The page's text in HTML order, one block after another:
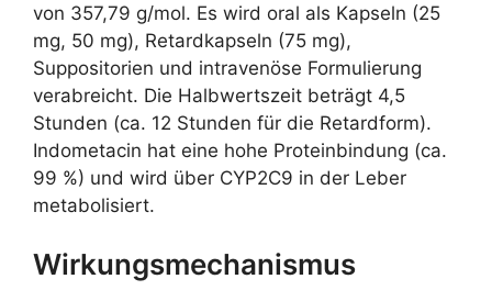
von 357,79 g/mol. Es wird oral als Kapseln (25
mg, 50 mg), Retardkapseln (75 mg),
Suppositorien und intravenöse Formulierung
verabreicht. Die Halbwertszeit beträgt 4,5
Stunden (ca. 12 Stunden für die Retardform).
Indometacin hat eine hohe Proteinbindung (ca.
99 %) und wird über CYP2C9 in der Leber
metabolisiert.
Wirkungsmechanismus